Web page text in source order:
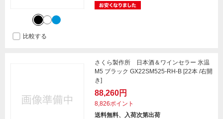
比較する
さくら製作所 日本酒＆ワインセラー 氷温
M5 ブラック GX22SM525-RH-B [22本 /右開
き]
88,260円
8,826ポイント
送料無料、入荷次第出荷